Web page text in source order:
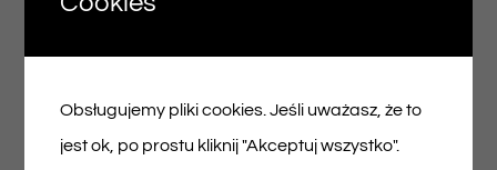
Voucher podarunkowy – 100zł
100,00
Obsługujemy pliki cookies. Jeśli uważasz, że to
jest ok, po prostu kliknij "Akceptuj wszystko".